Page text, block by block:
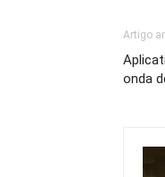
Artigo
onda